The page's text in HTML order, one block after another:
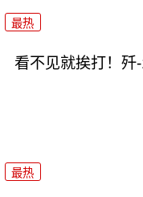
最热
看不见就挨打！歼
最热